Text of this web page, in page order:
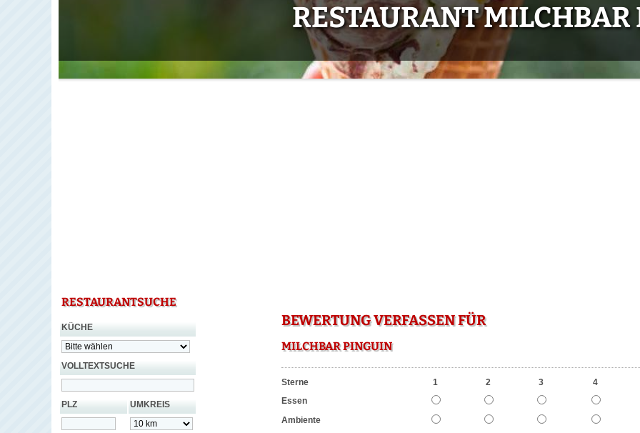
RESTAURANT
RESTAURANTSUCHE
KÜCHE
VOLLTEXTSUCHE
PLZ UMKREIS
BEWERTUNG VERFASSEN FÜR
MILCHBAR PINGUIN
Sterne 1 2 3
4
Essen
Ambiente